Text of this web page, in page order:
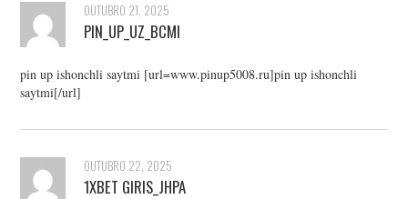
OUTUBRO 21, 2025
PIN_UP_UZ_BCMI
pin up ishonchli saytmi [url=www.pinup5008.ru]pin up ishonchli
saytmi[/url]
OUTUBRO 22, 2025
1XBET GIRIS_JHPA